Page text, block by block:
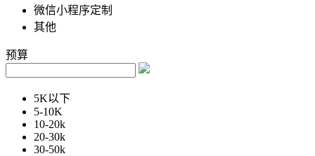
微信小程序定制
其他
预算
5K以下
5-10K
10-20k
20-30k
30-50k